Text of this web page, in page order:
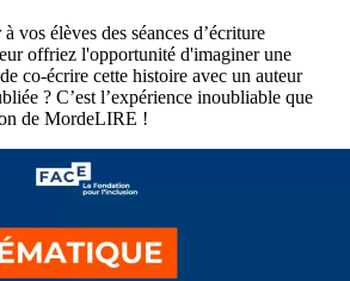
vos élèves des séances d’écriture
offriez l'opportunité d'imaginer une
co-écrire cette histoire avec un auteur
? C’est l’expérience inoubliable que
de MordeLIRE !